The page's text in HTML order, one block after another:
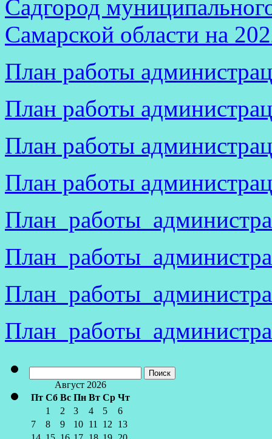
Садгород
Самарской области на
План работы
План работы
План работы
План работы
План работы
План работы
План работы
План работы
Август 2026
Пт Сб Вс Пн Вт Ср Чт
1
2 3 4 5
6
7
8 9 10 11 12
13